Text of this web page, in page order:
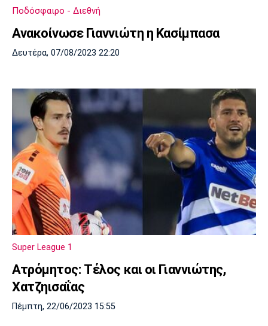
Ποδόσφαιρο - Διεθνή
Ανακοίνωσε Γιαννιώτη η Κασίμπασα
Δευτέρα, 07/08/2023 22:20
Super League 1
Ατρόμητος: Τέλος και οι Γιαννιώτης,
Χατζηισαΐας
Πέμπτη, 22/06/2023 15:55